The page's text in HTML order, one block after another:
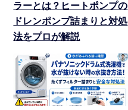
ラーとは？ヒートポンプの
ドレンポンプ詰まりと対処
法をプロが解説